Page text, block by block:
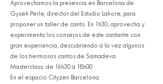
Aprovechamos la presencia en Barcelona de
Gyseh Perle, director del Estudio Lahore, para
proponer un taller de canto. En 1h30, aprovecha y
experimenta los consejos de este cantante con
gran experiencia, descubriendo a la vez algunos
de los hermosos cantos de Samadeva.
Masterclass: de 16h30 a 18h00
En el espacio Cityzen Barcelona.